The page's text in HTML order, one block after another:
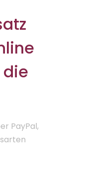
PayPal,